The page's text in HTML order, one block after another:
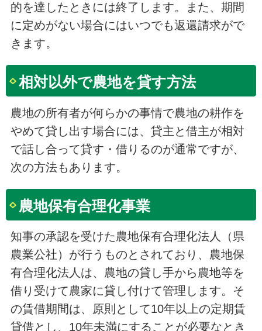
的を達したときには終了します。また、期間
に定めがない場合にはいつでも返還請求がで
きます。
相対以外で農地を貸す方法
農地の所有者が何らかの事情で農地の耕作を
やめて貸し出す場合には、貸主と借主が相対
で話し合って貸す・借りるのが通常ですが、
次の方法もあります。
農地保有合理化事業
知事の承認を受けた農地保有合理化法人（県
農業公社）が行うものとされており、農地保
有合理化法人は、農地の貸し手から農地等を
借り受けて農家に貸し付けて管理します。そ
の賃借期間は、原則として10年以上の定期賃
貸借とし、10年未満にすることが必要なとき